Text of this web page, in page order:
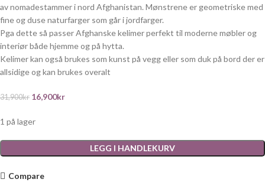
av nomadestammer i nord Afghanistan. Mønstrene er geometriske med
fine og duse naturfarger som går i jordfarger.
Pga dette så passer Afghanske kelimer perfekt til moderne møbler og
interiør både hjemme og på hytta.
Kelimer kan også brukes som kunst på vegg eller som duk på bord der er
allsidige og kan brukes overalt
31,900kr 16,900kr
1 på lager
LEGG I HANDLEKURV
Compare